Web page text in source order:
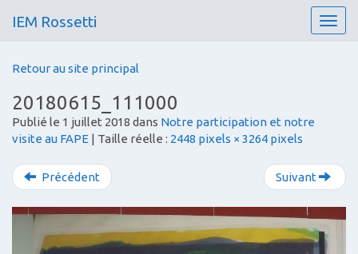
T
o
i
g
a
t
i
IEM Rossetti
Retour au site principal
20180615_111000
Publié le 1 juillet 2018 dans Notre participation et notre
visite au FAPE | Taille réelle : 2448 pixels × 3264 pixels
Précédent Suivant